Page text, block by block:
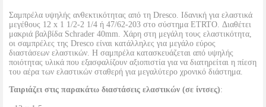
Σαμπρέλα υψηλής ανθεκτικότητας από τη Dresco. Ιδανική για ελαστικά
μεγέθους 12 x 1 1/2-2 1/4 ή 47/62-203 στο σύστημα ETRTO. Διαθέτει
μακριά βαλβίδα Schrader 40mm. Χάρη στη μεγάλη τους ελαστικότητα,
οι σαμπρέλες της Dresco είναι κατάλληλες για μεγάλο εύρος
διαστάσεων ελαστικών. Η σαμπρέλα κατασκευάζεται από υψηλής
ποιότητας υλικά που εξασφαλίζουν αξιοπιστία για να διατηρείται η πίεση
του αέρα των ελαστικών σταθερή για μεγαλύτερο χρονικό διάστημα.
Ταιριάζει στις παρακάτω διαστάσεις ελαστικών (σε ίντσες):